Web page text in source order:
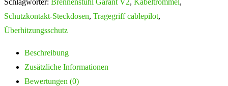
Schutzkontakt-Steckdosen, Tragegriff cablepilot,
Überhitzungsschutz
Beschreibung
Zusätzliche Informationen
Bewertungen (0)